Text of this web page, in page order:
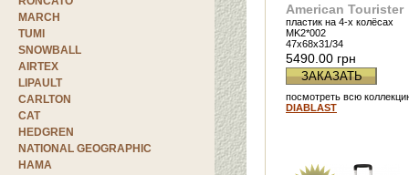
MARCH
TUMI
SNOWBALL
AIRTEX
LIPAULT
CARLTON
CAT
HEDGREN
NATIONAL GEOGRAPHIC
HAMA
American Tourister
пластик на 4-х колёсах
MK2*002
47x68x31/34
5490.00 грн
ЗАКАЗАТЬ
посмотреть всю
DIABLAST